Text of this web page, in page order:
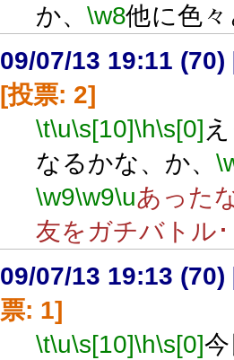
か、 \w8他に色
09/07/13 19:11 (70)
[投票: 2]
\t\u\s[10]\h\s[0]
なるかな、か、
\w9\w9\uあった
友をガチバトル･
09/07/13 19:13 (70)
票: 1]
\t\u\s[10]\h\s[0]